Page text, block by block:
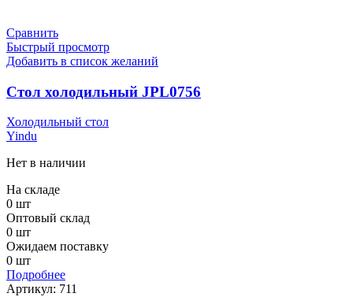
Сравнить
Быстрый просмотр
Добавить в список желаний
Стол холодильный JPL0756
Холодильный стол
Yindu
Нет в наличии
На складе
0 шт
Оптовый склад
0 шт
Ожидаем поставку
0 шт
Подробнее
Артикул: 711